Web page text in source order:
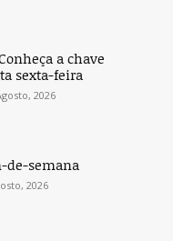
a chave
sexta-feira
2026
de-semana
2026